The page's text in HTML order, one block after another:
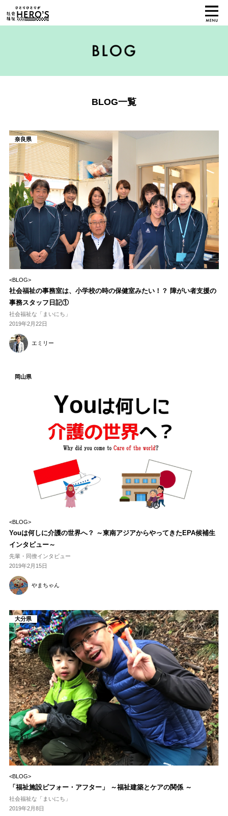
BLOG一覧
奈良県
<BLOG>
社会福祉の事務室は、小学校の時の保健室みたい！？ 障がい者支援の
事務スタッフ日記①
社会福祉な「まいにち」
2019年2月22日
エミリー
岡山県
<BLOG>
Youは何しに介護の世界へ？ ～東南アジアからやってきたEPA候補生
インタビュー～
先輩・同僚インタビュー
2019年2月15日
やまちゃん
大分県
<BLOG>
「福祉施設ビフォー・アフター」 ～福祉建築とケアの関係 ～
社会福祉な「まいにち」
2019年2月8日